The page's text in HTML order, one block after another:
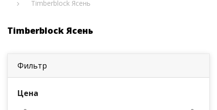
Timberblock Ясень
Timberblock Ясень
Фильтр
Цена